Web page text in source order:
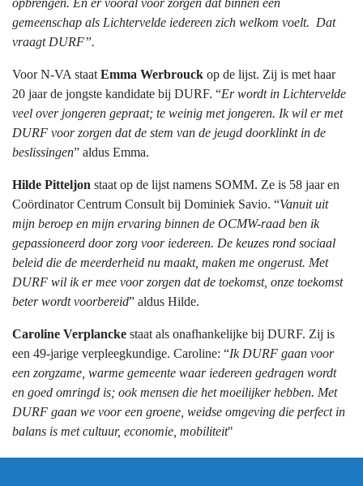
gemeenschap als Lichtervelde iedereen zich welkom voelt. Dat
vraagt DURF”.
Voor N-VA staat Emma Werbrouck op de lijst. Zij is met haar
20 jaar de jongste kandidate bij DURF. “Er wordt in Lichtervelde
veel over jongeren gepraat; te weinig met jongeren. Ik wil er met
DURF voor zorgen dat de stem van de jeugd doorklinkt in de
beslissingen” aldus Emma.
Hilde Pitteljon staat op de lijst namens SOMM. Ze is 58 jaar en
Coördinator Centrum Consult bij Dominiek Savio. “Vanuit uit
mijn beroep en mijn ervaring binnen de OCMW-raad ben ik
gepassioneerd door zorg voor iedereen. De keuzes rond sociaal
beleid die de meerderheid nu maakt, maken me ongerust. Met
DURF wil ik er mee voor zorgen dat de toekomst, onze toekomst
beter wordt voorbereid” aldus Hilde.
Caroline Verplancke staat als onafhankelijke bij DURF. Zij is
een 49-jarige verpleegkundige. Caroline: “Ik DURF gaan voor
een zorgzame, warme gemeente waar iedereen gedragen wordt
en goed omringd is; ook mensen die het moeilijker hebben. Met
DURF gaan we voor een groene, weidse omgeving die perfect in
balans is met cultuur, economie, mobiliteit"